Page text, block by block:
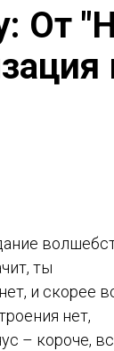
От
ты
и скорее
нет,
– короче,